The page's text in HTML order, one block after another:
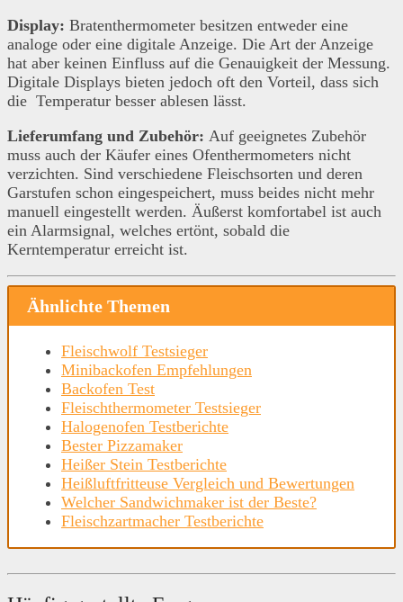
Display: Bratenthermometer besitzen entweder eine
analoge oder eine digitale Anzeige. Die Art der Anzeige
hat aber keinen Einfluss auf die Genauigkeit der Messung.
Digitale Displays bieten jedoch oft den Vorteil, dass sich
die Temperatur besser ablesen lässt.
Lieferumfang und Zubehör: Auf geeignetes Zubehör
muss auch der Käufer eines Ofenthermometers nicht
verzichten. Sind verschiedene Fleischsorten und deren
Garstufen schon eingespeichert, muss beides nicht mehr
manuell eingestellt werden. Äußerst komfortabel ist auch
ein Alarmsignal, welches ertönt, sobald die
Kerntemperatur erreicht ist.
Ähnlichte Themen
Fleischwolf Testsieger
Minibackofen Empfehlungen
Backofen Test
Fleischthermometer Testsieger
Halogenofen Testberichte
Bester Pizzamaker
Heißer Stein Testberichte
Heißluftfritteuse Vergleich und Bewertungen
Welcher Sandwichmaker ist der Beste?
Fleischzartmacher Testberichte